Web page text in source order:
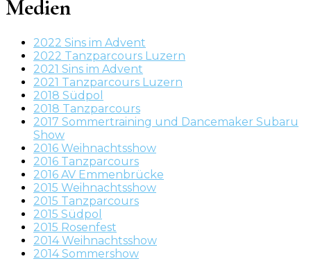
Medien
2022 Sins im Advent
2022 Tanzparcours Luzern
2021 Sins im Advent
2021 Tanzparcours Luzern
2018 Südpol
2018 Tanzparcours
2017 Sommertraining und Dancemaker Subaru
Show
2016 Weihnachtsshow
2016 Tanzparcours
2016 AV Emmenbrücke
2015 Weihnachtsshow
2015 Tanzparcours
2015 Südpol
2015 Rosenfest
2014 Weihnachtsshow
2014 Sommershow